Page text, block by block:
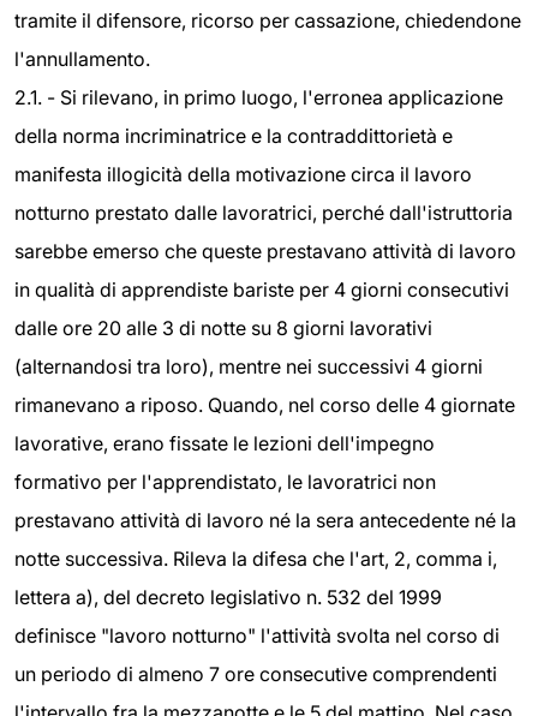
tramite il difensore, ricorso per cassazione, chiedendone
l'annullamento.
2.1. - Si rilevano, in primo luogo, l'erronea applicazione
della norma incriminatrice e la contraddittorietà e
manifesta illogicità della motivazione circa il lavoro
notturno prestato dalle lavoratrici, perché dall'istruttoria
sarebbe emerso che queste prestavano attività di lavoro
in qualità di apprendiste bariste per 4 giorni consecutivi
dalle ore 20 alle 3 di notte su 8 giorni lavorativi
(alternandosi tra loro), mentre nei successivi 4 giorni
rimanevano a riposo. Quando, nel corso delle 4 giornate
lavorative, erano fissate le lezioni dell'impegno
formativo per l'apprendistato, le lavoratrici non
prestavano attività di lavoro né la sera antecedente né la
notte successiva. Rileva la difesa che l'art, 2, comma i,
lettera a), del decreto legislativo n. 532 del 1999
definisce "lavoro notturno" l'attività svolta nel corso di
un periodo di almeno 7 ore consecutive comprendenti